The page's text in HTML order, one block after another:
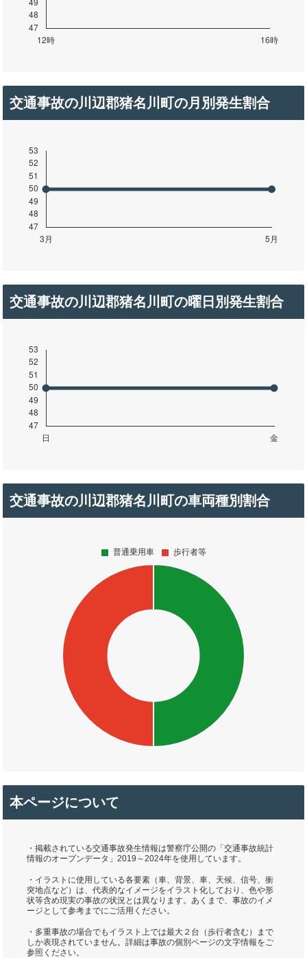
交通事故の川辺郡猪名川町の月別発生割合
交通事故の川辺郡猪名川町の曜日別発生割合
交通事故の川辺郡猪名川町の車両種別割合
本ページについて
・掲載されている交通事故発生情報は警察庁公開の「交通事故統計
情報のオープンデータ」2019～2024年を使用しています。
・イラストに使用している各要素（車、背景、車、天候、信号、衝
突地点など）は、代表的なイメージをイラスト化しており、色や形
状等含め現実の事故の状況とは異なります。あくまで、事故のイメ
ージとして参考までにご活用ください。
・多重事故の場合でもイラスト上では最大２台（歩行者含む）まで
しか表現されていません。詳細は事故の個別ページの文字情報をご
参照ください。